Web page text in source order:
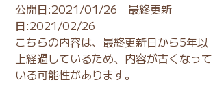
公開日:2021/01/26 最終更新
日:2021/02/26
こちらの内容は、最終更新日から5年以
上経過しているため、内容が古くなって
いる可能性があります。